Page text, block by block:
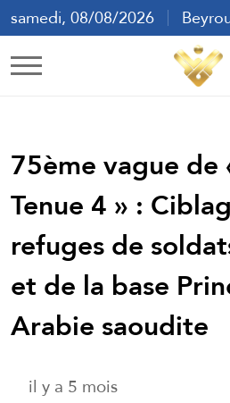
samedi, 08/08/2026
ع
75ème vague de
Tenue 4 » :
refuges de
et de la base
Arabie saoudite
il y a 5 mois